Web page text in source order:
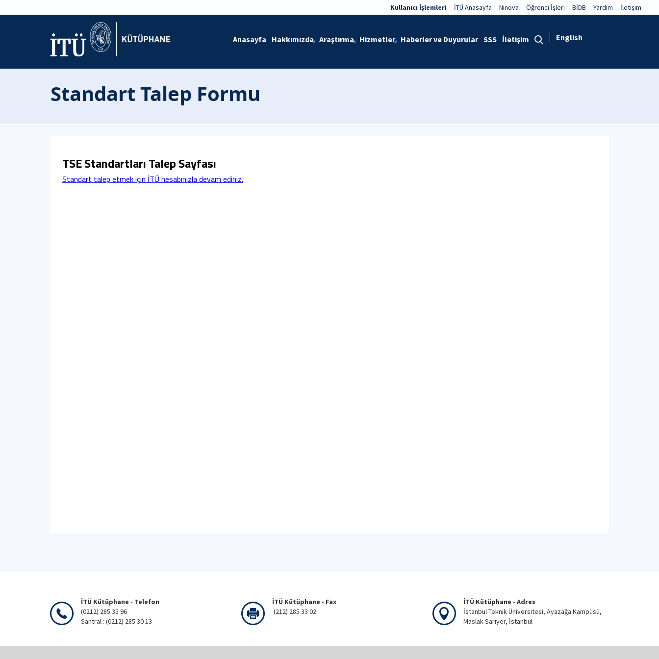
Kullanıcı İşlemleri İTÜ Anasayfa Ninova Öğrenci İşleri BİDB Yardım İletişim
Anasayfa Hakkımızda Araştırma Hizmetler Haberler ve Duyurular SSS İletişim English
Standart Talep Formu
İTÜ Kütüphane - Telefon
(0212) 285 35 96
Santral : (0212) 285 30 13
İTÜ Kütüphane - Fax
(212) 285 33 02
İTÜ Kütüphane - Adres
İstanbul Teknik Üniversitesi, Ayazağa Kampüsü,
Maslak Sarıyer, İstanbul